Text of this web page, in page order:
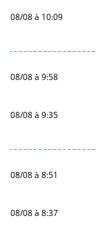
08/08 à 10:09
08/08 à 9:58
08/08 à 9:35
08/08 à 8:51
08/08 à 8:37